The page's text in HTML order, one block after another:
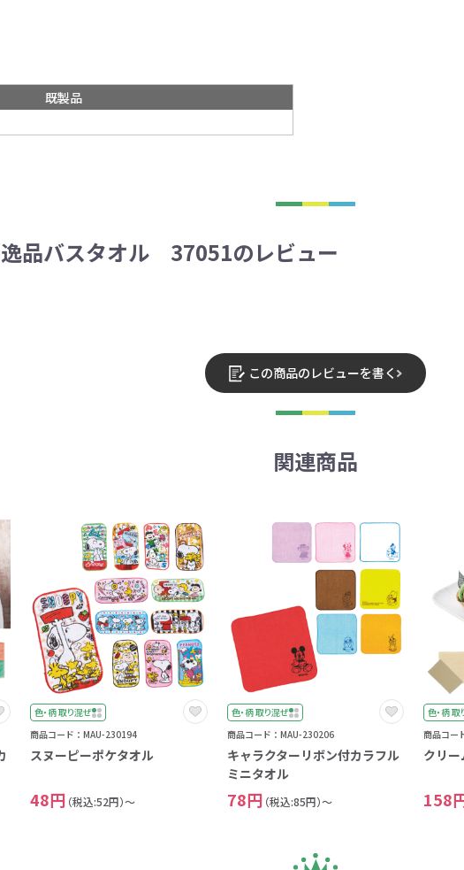
既製品
品バスタオル 37051のレビュー
この商品のレビューを書く
関連商品
色・柄 取り混ぜ
商品コード：MAU-230194
スヌーピーポケタオル
48円 （税込:52円）～
色・柄 取り混ぜ
商品コード：MAU-230206
キャラクターリボン付カラフル
ミニタオル
78円 （税込:85円）～
色・柄
商品コー
クリ
158